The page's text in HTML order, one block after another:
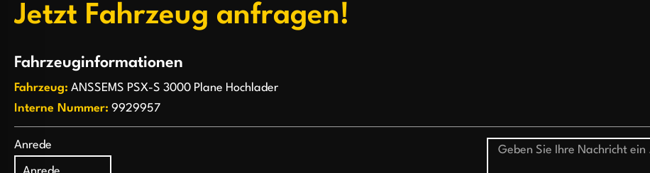
Jetzt Fahrzeug anfragen!
Fahrzeuginformationen
Fahrzeug: ANSSEMS PSX-S 3000 Plane Hochlader
Interne Nummer: 9929957
Anrede